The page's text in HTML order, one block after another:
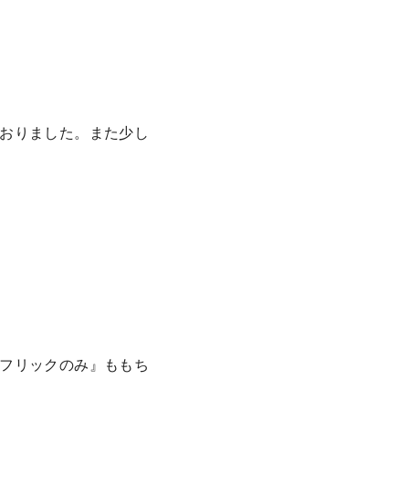
りました。また少し
リックのみ』ももち